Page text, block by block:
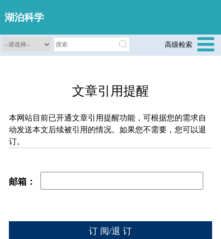
湖泊科学
高级检索
文章引用提醒
本网站目前已开通文章引用提醒功能，可根据您的需求自
动发送本文后续被引用的情况。如果您不需要，您可以退
订。
邮箱：